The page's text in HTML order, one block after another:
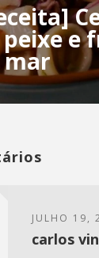
peixe e
mar
JULHO 19,
carlos